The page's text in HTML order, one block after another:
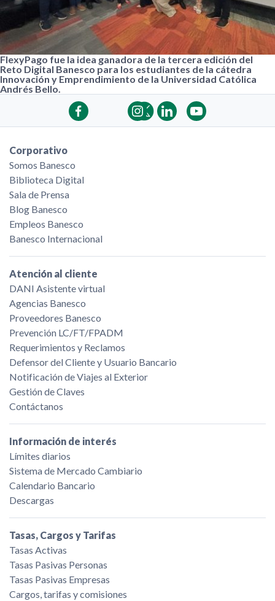
FlexyPago fue la idea ganadora de la tercera edición del
Reto Digital Banesco para los estudiantes de la cátedra
Innovación y Emprendimiento de la Universidad Católica
Andrés Bello.
Corporativo
Somos Banesco
Biblioteca Digital
Sala de Prensa
Blog Banesco
Empleos Banesco
Banesco Internacional
Atención al cliente
DANI Asistente virtual
Agencias Banesco
Proveedores Banesco
Prevención LC/FT/FPADM
Requerimientos y Reclamos
Defensor del Cliente y Usuario Bancario
Notificación de Viajes al Exterior
Gestión de Claves
Contáctanos
Información de interés
Límites diarios
Sistema de Mercado Cambiario
Calendario Bancario
Descargas
Tasas, Cargos y Tarifas
Tasas Activas
Tasas Pasivas Personas
Tasas Pasivas Empresas
Cargos, tarifas y comisiones